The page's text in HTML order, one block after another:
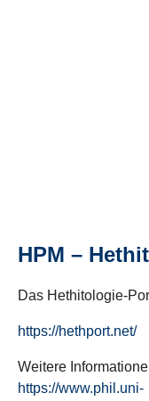
HPM –
Das Hethitologie-
https://hethport.net/
Weitere
https://www.phil.uni-